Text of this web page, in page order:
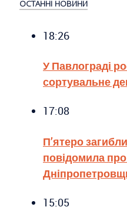
ОСТАННІ НОВИНИ
18:26
У Павлограді
сортувальне
17:08
П’ятеро
повідомила
15:05